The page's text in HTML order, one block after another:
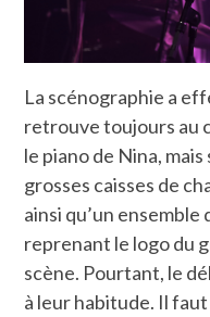
La scénographie a
retrouve toujours au
le piano de Nina,
grosses caisses de
ainsi qu’un
reprenant le logo du
scène. Pourtant, le
à leur habitude. Il